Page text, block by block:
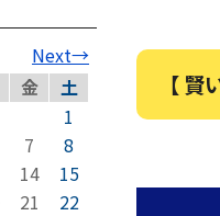
【
Next→
金
土
1
7
8
14
15
21
22